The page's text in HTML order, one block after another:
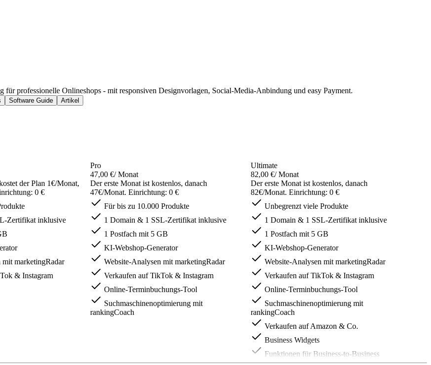
professionelle Onlineshops - mit responsiven Designvorlagen, Social-Media-Anbindung und easy Payment.
Software Guide Artikel
der Plan 1€/Monat,
0 €
Zertifikat inklusive
marketingRadar
& Instagram
Pro
47,00 €/ Monat
Der erste Monat ist kostenlos, danach
47€/Monat. Einrichtung: 0 €
Für bis zu 10.000 Produkte
1 Domain & 1 SSL-Zertifikat inklusive
1 Postfach mit 5 GB
KI-Webshop-Generator
Website-Analysen mit marketingRadar
Verkaufen auf TikTok & Instagram
Online-Terminbuchungs-Tool
Suchmaschinenoptimierung mit
rankingCoach
Ultimate
82,00 €/ Monat
Der erste Monat ist kostenlos, danach
82€/Monat. Einrichtung: 0 €
Unbegrenzt viele Produkte
1 Domain & 1 SSL-Zertifikat inklusive
1 Postfach mit 5 GB
KI-Webshop-Generator
Website-Analysen mit marketingRadar
Verkaufen auf TikTok & Instagram
Online-Terminbuchungs-Tool
Suchmaschinenoptimierung mit
rankingCoach
Verkaufen auf Amazon & Co.
Business Widgets
Funktionen für Business-to-Business